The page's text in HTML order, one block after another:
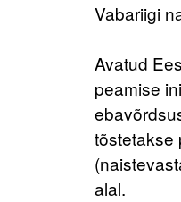
Vabariigi
Avatud
peamise
tõstetakse
alal.